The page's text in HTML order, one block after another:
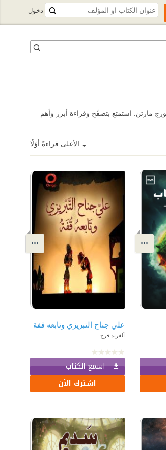
مارتن. استمتع بتصفّح وقراءة أبرز وأهم
الأعلى قراءةً أوّلًا
علي جناح التبريزي وتابعه قفة
ألفريد فرج
اسمع الكتاب
اشترك الآن
دخول